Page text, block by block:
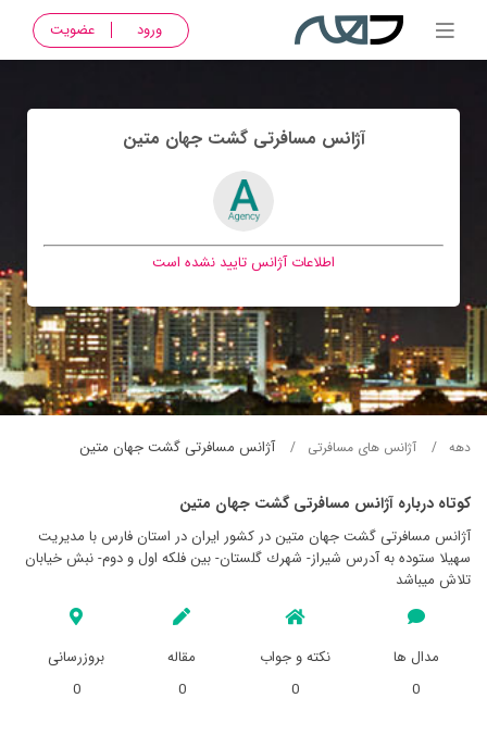
ورود عضویت
آژانس مسافرتی گشت جهان متين
اطلاعات آژانس تایید نشده است
دهه آژانس های مسافرتی آژانس مسافرتی گشت جهان متين
کوتاه درباره آژانس مسافرتی گشت جهان متين
آژانس مسافرتی گشت جهان متين در کشور ایران در استان فارس با مدیریت
سهيلا ستوده به آدرس شيراز- شهرك گلستان- بين فلكه اول و دوم- نبش خيابان
تلاش میباشد
مدال ها
0
نکته و جواب
0
مقاله
0
بروزرسانی
0